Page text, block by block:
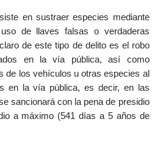
en sustraer especies mediante
de llaves falsas o verdaderas
de este tipo de delito es el robo
en la vía pública, así como
de los vehículos u otras especies al
en la vía pública, es decir, en las
sancionará con la pena de presidio
a máximo (541 días a 5 años de